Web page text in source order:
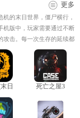
更多
的末日世界，僵尸横行，
机版中，玩家需要通过不断
攻击。每一次生存的延续都
的警惕，以应对突如其来
日
死亡之屋3